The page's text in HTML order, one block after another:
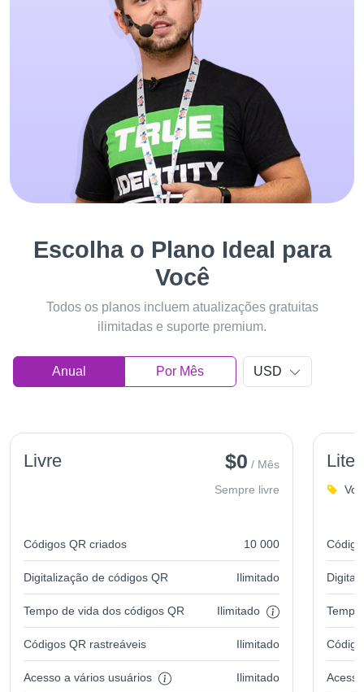
Escolha o Plano Ideal para
Você
Todos os planos incluem atualizações gratuitas
ilimitadas e suporte premium.
Anual Por Mês USD
Livre $0 / Mês
Sempre livre
Códigos QR criados 10 000
Digitalização de códigos QR Ilimitado
Tempo de vida dos códigos QR Ilimitado
Códigos QR rastreáveis Ilimitado
Acesso a vários usuários Ilimitado
Lite